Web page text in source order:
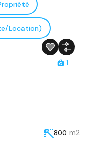
Location)
1
800 m2